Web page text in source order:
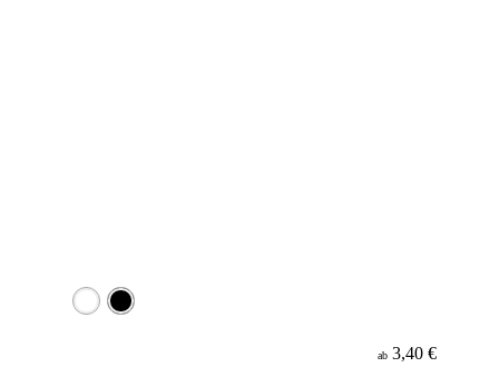
ab 3,40 €